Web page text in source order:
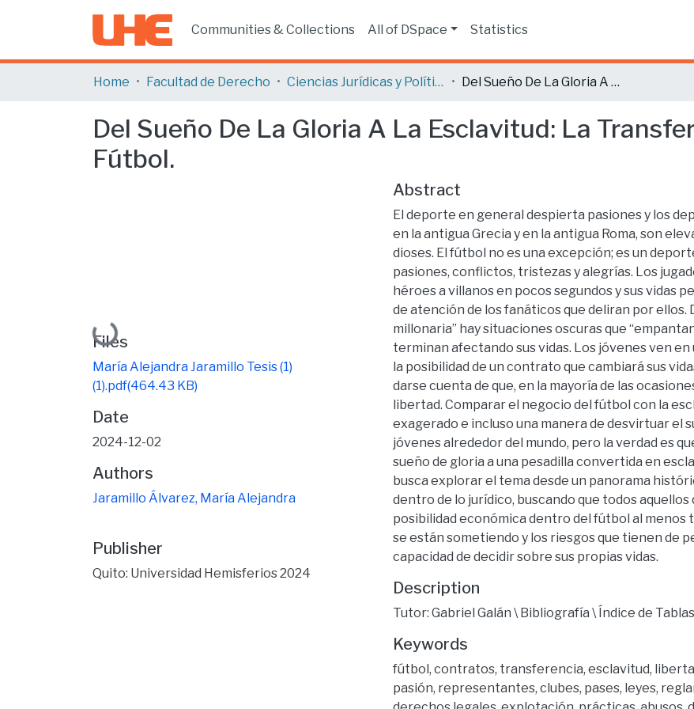
Communities & Collections All of DSpace Statistics
Home Facultad de Derecho Ciencias Jurídicas y Políticas Del Sueño De La Gloria A La Esclavitud: La Transferencia De Pases En El Fútbol.
Del Sueño De La Gloria A La Esclavitud: La
Fútbol.
Loading...
Files
María Alejandra Jaramillo Tesis (1)
(1).pdf(464.43 KB)
Date
2024-12-02
Authors
Jaramillo Álvarez, María Alejandra
Publisher
Quito: Universidad Hemisferios 2024
Abstract
El deporte en general despierta pasiones y los
en la antigua Grecia y en la antigua Roma, son
dioses. El fútbol no es una excepción; es un
pasiones, conflictos, tristezas y alegrías. Los
héroes a villanos en pocos segundos y sus vidas
de atención de los fanáticos que deliran por ellos.
millonaria” hay situaciones oscuras que
terminan afectando sus vidas. Los jóvenes ven en
la posibilidad de un contrato que cambiará sus
darse cuenta de que, en la mayoría de las
libertad. Comparar el negocio del fútbol con la
exagerado e incluso una manera de desvirtuar el
jóvenes alrededor del mundo, pero la verdad es
sueño de gloria a una pesadilla convertida en
busca explorar el tema desde un panorama
dentro de lo jurídico, buscando que todos aquellos
posibilidad económica dentro del fútbol al menos
se están sometiendo y los riesgos que tienen de
capacidad de decidir sobre sus propias vidas.
Description
Tutor: Gabriel Galán \ Bibliografía \ Índice de Tablas
Keywords
fútbol, contratos, transferencia, esclavitud,
pasión, representantes, clubes, pases, leyes,